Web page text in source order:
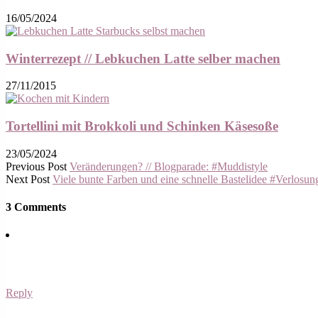
16/05/2024
Winterrezept // Lebkuchen Latte selber machen
27/11/2015
Tortellini mit Brokkoli und Schinken Käsesoße
23/05/2024
Previous Post Veränderungen? // Blogparade: #Muddistyle
Next Post Viele bunte Farben und eine schnelle Bastelidee
3 Comments
Reply